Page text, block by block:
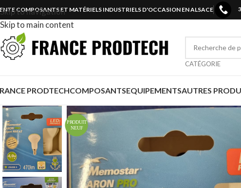
Skip to navigation
Skip to main content
COMPOSANTS ET MATÉRIELS INDUSTRIELS D'OCCASION EN ALSACE
CATÉGORIE
PRODTECHCOMPOSANTSEQUIPEMENTSAUTRES